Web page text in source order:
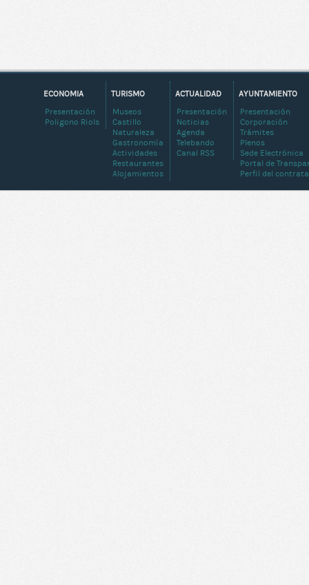
AYUNTAMIENTO
Presentación
Corporación
Trámites
Plenos
Sede Electrónica
Portal de
Perfil del
ACTUALIDAD
Presentación
Noticias
Agenda
Telebando
Canal RSS
TURISMO
Museos
Castillo
Naturaleza
Gastronomía
Actividades
Restaurantes
Alojamientos
ECONOMIA
Presentación
Poligono Riols